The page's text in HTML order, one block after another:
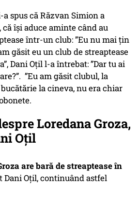
a spus că Răzvan Simion a
își aduce aminte când au
într-un club: ”Eu nu mai țin
găsit eu un club de streaptease
Dani Oțil l-a întrebat: ”Dar tu ai
”Eu am găsit clubul, la
la cineva, nu era chiar
Loredana Groza,
Oțil
are bară de streaptease în
Dani Oțil, continuând astfel